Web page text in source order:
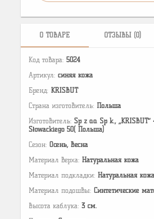
О ТОВАРЕ ОТЗЫВЫ (0)
Код товара: 5024
Артикул: синяя кожа
Бренд: KRISBUT
Страна изготовитель: Польша
Изготовитель: Sp z o.o. Sp k.,
Słowackiego 50( Польша)
Сезон: Осень, Весна
Материал верха: Натуральная кожа
Материал подкладки: Натуральная кожа
Материал подошвы: Cинтетические
Высота каблука: 3 см.